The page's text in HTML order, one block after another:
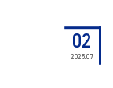
02
2025.07